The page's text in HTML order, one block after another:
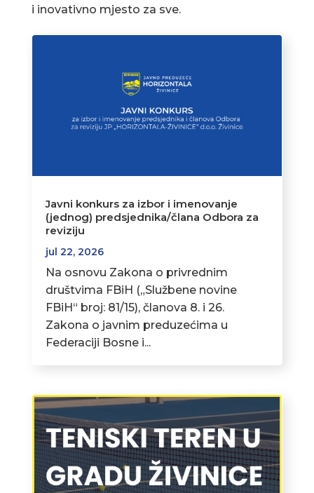
i inovativno mjesto za sve.
Javni konkurs za izbor i imenovanje
(jednog) predsjednika/člana Odbora za
reviziju
jul 22, 2026
Na osnovu Zakona o privrednim
društvima FBiH („Službene novine
FBiH“ broj: 81/15), članova 8. i 26.
Zakona o javnim preduzećima u
Federaciji Bosne i...